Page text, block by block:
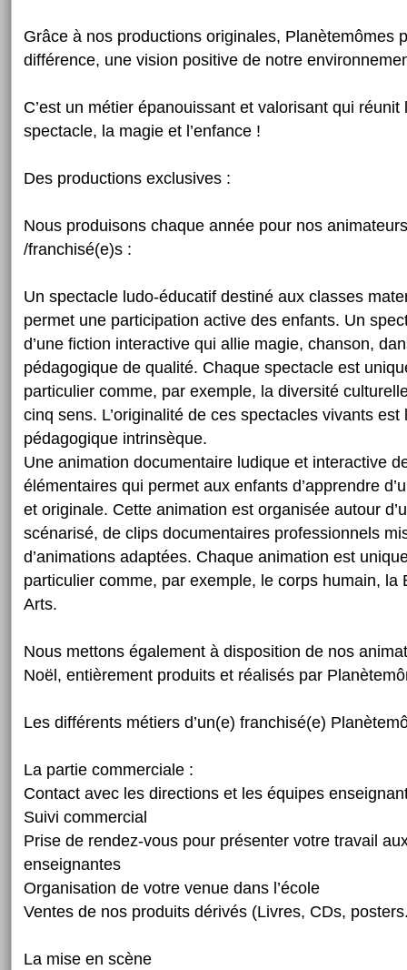
Grâce à nos productions originales, Planètemômes
différence, une vision positive de notre
C’est un métier épanouissant et valorisant qui réunit
spectacle, la magie et l’enfance !
Des productions exclusives :
Nous produisons chaque année pour nos
/franchisé(e)s :
Un spectacle ludo-éducatif destiné aux classes
permet une participation active des enfants. Un
d’une fiction interactive qui allie magie, chanson,
pédagogique de qualité. Chaque spectacle est
particulier comme, par exemple, la diversité
cinq sens. L’originalité de ces spectacles vivants est
pédagogique intrinsèque.
Une animation documentaire ludique et interactive
élémentaires qui permet aux enfants d’apprendre
et originale. Cette animation est organisée autour
scénarisé, de clips documentaires professionnels
d’animations adaptées. Chaque animation est
particulier comme, par exemple, le corps humain, la
Arts.
Nous mettons également à disposition de nos
Noël, entièrement produits et réalisés par
Les différents métiers d’un(e) franchisé(e)
La partie commerciale :
Contact avec les directions et les équipes
Suivi commercial
Prise de rendez-vous pour présenter votre travail
enseignantes
Organisation de votre venue dans l’école
Ventes de nos produits dérivés (Livres, CDs,
La mise en scène